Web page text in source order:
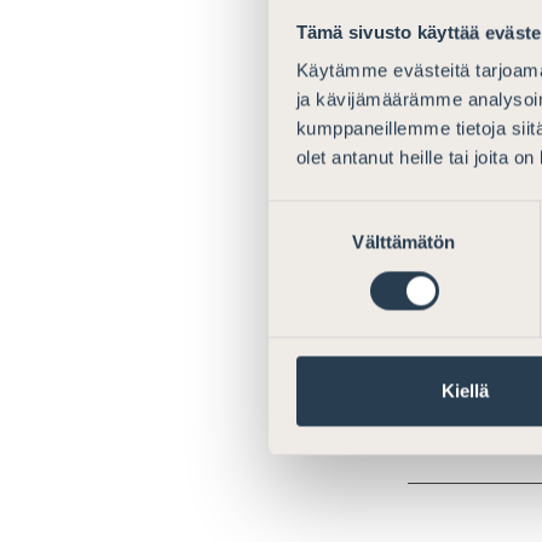
Tämä sivusto käyttää
Käytämme evästeitä
ja kävijämäärämme
kumppaneillemme tietoja
olet antanut heille tai joita
Välttämätön
Kiellä
Laakso,
Levanov,
Sarjanen,
Tuomisto,